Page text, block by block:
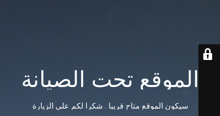
الموقع تحت الصيانة
سيكون الموقع متاح قريبا . شكرا لكم على الزيارة